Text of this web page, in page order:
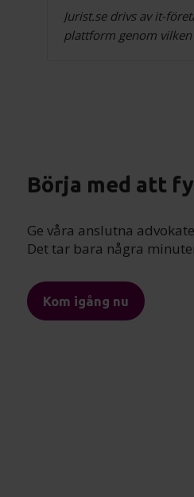
Jurist.se drivs av it-
plattform genom
Börja med att
Ge våra anslutna
Det tar bara några
Kom igång nu